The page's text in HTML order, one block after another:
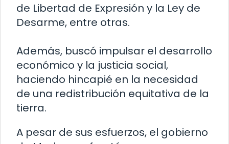
de Libertad de Expresión y la Ley de
Desarme, entre otras.
Además, buscó impulsar el desarrollo
económico y la justicia social,
haciendo hincapié en la necesidad
de una redistribución equitativa de la
tierra.
A pesar de sus esfuerzos, el gobierno